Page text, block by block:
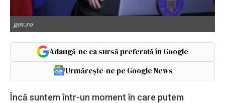
gov.ro
Adaugă-ne ca sursă preferată în Google
Urmărește-ne pe Google News
Încă suntem într-un moment în care putem